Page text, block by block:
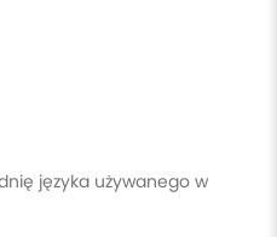
języka używanego w